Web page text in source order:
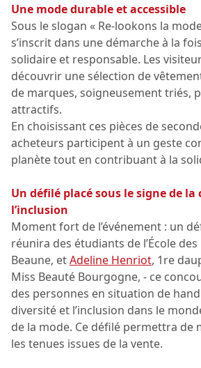
Une mode durable et accessible
Sous le slogan « Re-lookons la
s’inscrit dans une démarche à la
solidaire et responsable. Les
découvrir une sélection de
de marques, soigneusement triés,
attractifs.
En choisissant ces pièces de
acheteurs participent à un geste
planète tout en contribuant à la
Un défilé placé sous le signe de
l’inclusion
Moment fort de l’événement : un
réunira des étudiants de l’École
Beaune, etAdeline Henriot, 1re
Miss Beauté Bourgogne, - ce
des personnes en situation de
diversité et l’inclusion dans le
de la mode. Ce défilé permettra de
les tenues issues de la vente.